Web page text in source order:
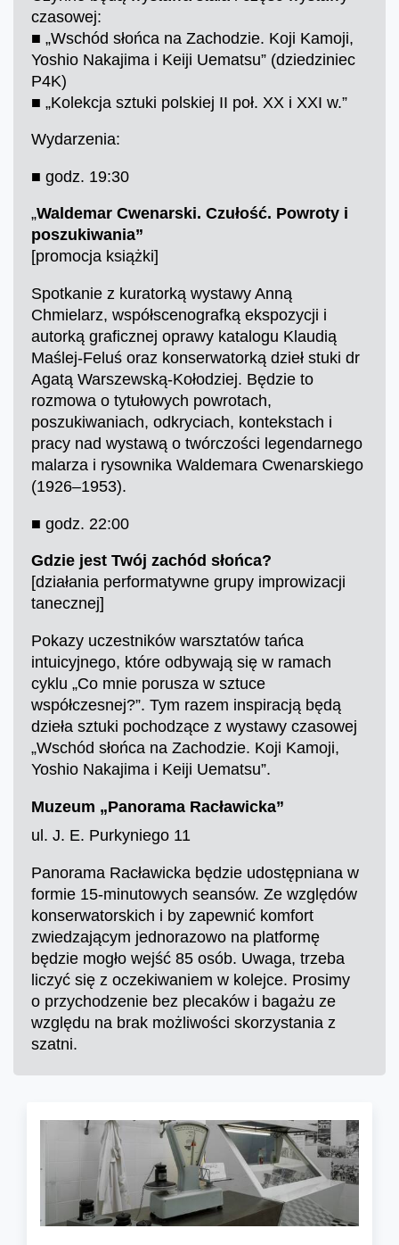
czasowej:
■ „Wschód słońca na Zachodzie. Koji Kamoji,
Yoshio Nakajima i Keiji Uematsu” (dziedziniec
P4K)
■ „Kolekcja sztuki polskiej II poł. XX i XXI w.”
Wydarzenia:
■ godz. 19:30
„Waldemar Cwenarski. Czułość. Powroty i
poszukiwania”
[promocja książki]
Spotkanie z kuratorką wystawy Anną
Chmielarz, współscenografką ekspozycji i
autorką graficznej oprawy katalogu Klaudią
Maślej-Feluś oraz konserwatorką dzieł stuki dr
Agatą Warszewską-Kołodziej. Będzie to
rozmowa o tytułowych powrotach,
poszukiwaniach, odkryciach, kontekstach i
pracy nad wystawą o twórczości legendarnego
malarza i rysownika Waldemara Cwenarskiego
(1926–1953).
■ godz. 22:00
Gdzie jest Twój zachód słońca?
[działania performatywne grupy improwizacji
tanecznej]
Pokazy uczestników warsztatów tańca
intuicyjnego, które odbywają się w ramach
cyklu „Co mnie porusza w sztuce
współczesnej?”. Tym razem inspiracją będą
dzieła sztuki pochodzące z wystawy czasowej
„Wschód słońca na Zachodzie. Koji Kamoji,
Yoshio Nakajima i Keiji Uematsu”.
Muzeum „Panorama Racławicka”
ul. J. E. Purkyniego 11
Panorama Racławicka będzie udostępniana w
formie 15-minutowych seansów. Ze względów
konserwatorskich i by zapewnić komfort
zwiedzającym jednorazowo na platformę
będzie mogło wejść 85 osób. Uwaga, trzeba
liczyć się z oczekiwaniem w kolejce. Prosimy
o przychodzenie bez plecaków i bagażu ze
względu na brak możliwości skorzystania z
szatni.